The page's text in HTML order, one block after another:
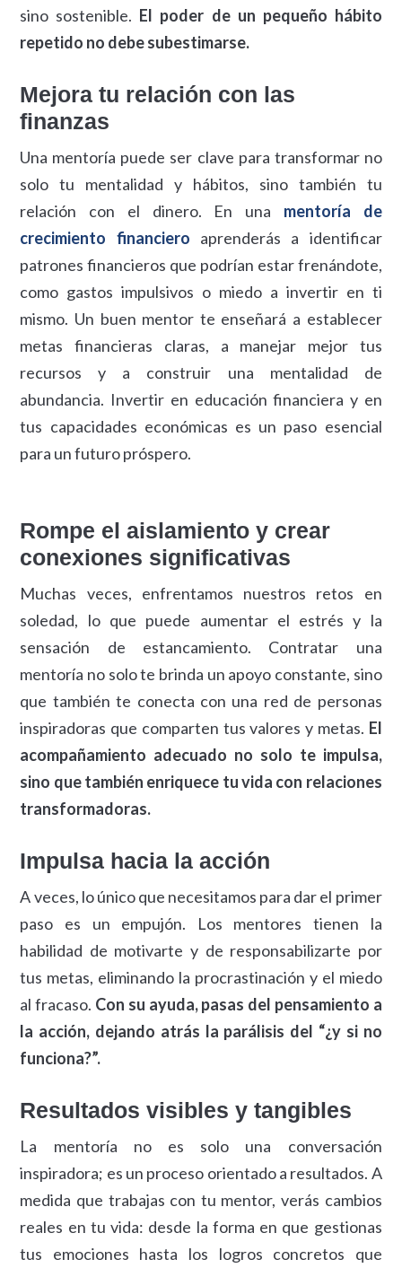
sino sostenible. El poder de un pequeño hábito
repetido no debe subestimarse.
Mejora tu relación con las
finanzas
Una mentoría puede ser clave para transformar no
solo tu mentalidad y hábitos, sino también tu
relación con el dinero. En una mentoría de
crecimiento financiero​ aprenderás a identificar
patrones financieros que podrían estar frenándote,
como gastos impulsivos o miedo a invertir en ti
mismo. Un buen mentor te enseñará a establecer
metas financieras claras, a manejar mejor tus
recursos y a construir una mentalidad de
abundancia. Invertir en educación financiera y en
tus capacidades económicas es un paso esencial
para un futuro próspero.
Rompe el aislamiento y crear
conexiones significativas
Muchas veces, enfrentamos nuestros retos en
soledad, lo que puede aumentar el estrés y la
sensación de estancamiento. Contratar una
mentoría no solo te brinda un apoyo constante, sino
que también te conecta con una red de personas
inspiradoras que comparten tus valores y metas. El
acompañamiento adecuado no solo te impulsa,
sino que también enriquece tu vida con relaciones
transformadoras.
Impulsa hacia la acción
A veces, lo único que necesitamos para dar el primer
paso es un empujón. Los mentores tienen la
habilidad de motivarte y de responsabilizarte por
tus metas, eliminando la procrastinación y el miedo
al fracaso. Con su ayuda, pasas del pensamiento a
la acción, dejando atrás la parálisis del “¿y si no
funciona?”.
Resultados visibles y tangibles
La mentoría no es solo una conversación
inspiradora; es un proceso orientado a resultados. A
medida que trabajas con tu mentor, verás cambios
reales en tu vida: desde la forma en que gestionas
tus emociones hasta los logros concretos que